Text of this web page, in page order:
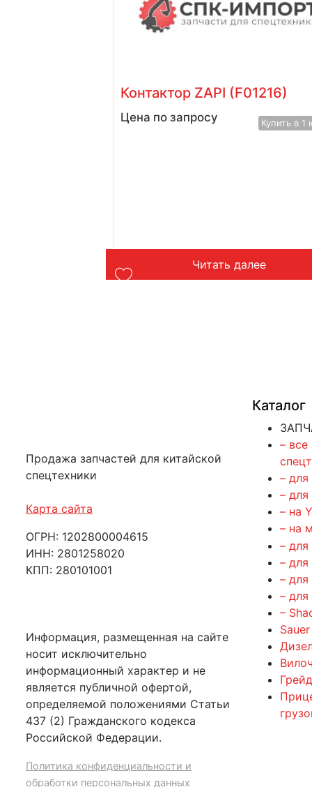
Контактор ZAPI (F01216)
Цена по запросу Купить в 1
Читать далее
Продажа запчастей для китайской
спецтехники
Карта сайта
ОГРН: 1202800004615
ИНН: 2801258020
КПП: 280101001
Информация, размещенная на сайте
носит исключительно
информационный характер и не
является публичной офертой,
определяемой положениями Статьи
437 (2) Гражданского кодекса
Российской Федерации.
Политика конфиденциальности и
обработки персональных данных
Каталог
– все
– для
–
– на
– на
–
–
– для
–
–